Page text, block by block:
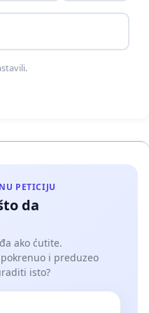
народ идентитетски
ко би се сагласио с
био би виновник
да би личним
од њих не само
би, сменом власти,
правном
окупације
PETICIJU
da
ako ćutite.
i preduzeo
isto?